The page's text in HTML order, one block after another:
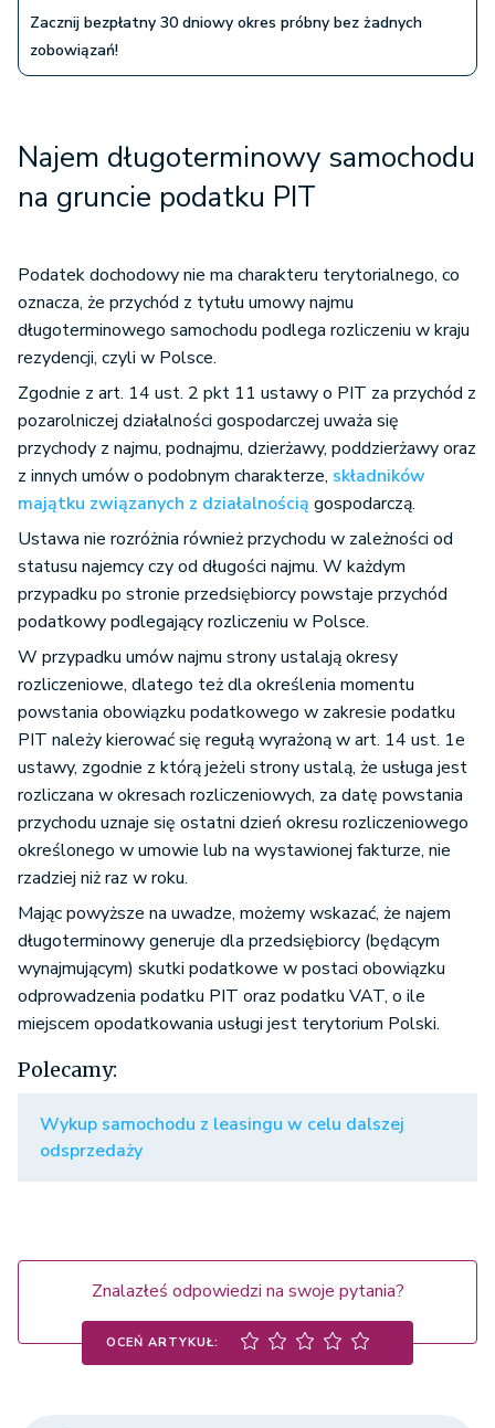
Zacznij bezpłatny 30 dniowy okres próbny bez żadnych
zobowiązań!
Najem długoterminowy samochodu
na gruncie podatku PIT
Podatek dochodowy nie ma charakteru terytorialnego, co
oznacza, że przychód z tytułu umowy najmu
długoterminowego samochodu podlega rozliczeniu w kraju
rezydencji, czyli w Polsce.
Zgodnie z art. 14 ust. 2 pkt 11 ustawy o PIT za przychód z
pozarolniczej działalności gospodarczej uważa się
przychody z najmu, podnajmu, dzierżawy, poddzierżawy oraz
z innych umów o podobnym charakterze, składników
majątku związanych z działalnością gospodarczą.
Ustawa nie rozróżnia również przychodu w zależności od
statusu najemcy czy od długości najmu. W każdym
przypadku po stronie przedsiębiorcy powstaje przychód
podatkowy podlegający rozliczeniu w Polsce.
W przypadku umów najmu strony ustalają okresy
rozliczeniowe, dlatego też dla określenia momentu
powstania obowiązku podatkowego w zakresie podatku
PIT należy kierować się regułą wyrażoną w art. 14 ust. 1e
ustawy, zgodnie z którą jeżeli strony ustalą, że usługa jest
rozliczana w okresach rozliczeniowych, za datę powstania
przychodu uznaje się ostatni dzień okresu rozliczeniowego
określonego w umowie lub na wystawionej fakturze, nie
rzadziej niż raz w roku.
Mając powyższe na uwadze, możemy wskazać, że najem
długoterminowy generuje dla przedsiębiorcy (będącym
wynajmującym) skutki podatkowe w postaci obowiązku
odprowadzenia podatku PIT oraz podatku VAT, o ile
miejscem opodatkowania usługi jest terytorium Polski.
Polecamy:
Wykup samochodu z leasingu w celu dalszej
odsprzedaży
Znalazłeś odpowiedzi na swoje pytania?
OCEŃ ARTYKUŁ: